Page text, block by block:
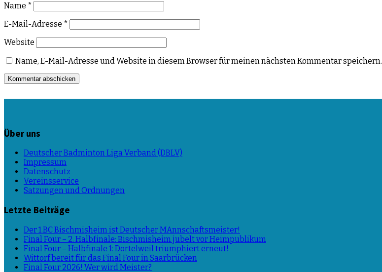
Name *
E-Mail-Adresse *
Website
Name, E-Mail-Adresse und Website in diesem Browser für meinen nächsten Kommentar speichern.
Über uns
Deutscher Badminton Liga Verband (DBLV)
Impressum
Datenschutz
Vereinsservice
Satzungen und Ordnungen
Letzte Beiträge
Der 1.BC Bischmisheim ist Deutscher MAnnschaftsmeister!
Final Four – 2. Halbfinale: Bischmisheim jubelt vor Heimpublikum
Final Four – Halbfinale 1: Dortelweil triumphiert erneut!
Wittorf bereit für das Final Four in Saarbrücken
Final Four 2026! Wer wird Meister?